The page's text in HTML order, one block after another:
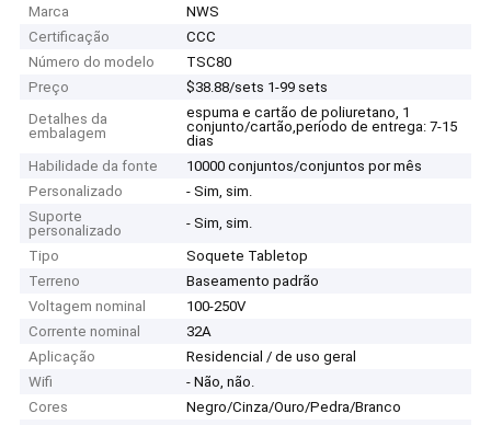
Marca
NWS
Certificação
CCC
Número do modelo
TSC80
Preço
$38.88/sets 1-99 sets
Detalhes da
embalagem
espuma e cartão de poliuretano, 1
conjunto/cartão,período de entrega: 7-15
dias
Habilidade da fonte
10000 conjuntos/conjuntos por mês
Personalizado
- Sim, sim.
Suporte
personalizado
- Sim, sim.
Tipo
Soquete Tabletop
Terreno
Baseamento padrão
Voltagem nominal
100-250V
Corrente nominal
32A
Aplicação
Residencial / de uso geral
Wifi
- Não, não.
Cores
Negro/Cinza/Ouro/Pedra/Branco